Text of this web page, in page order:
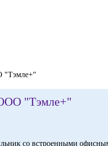
"Тэмле+"
ООО "Тэмле+"
со встроенными